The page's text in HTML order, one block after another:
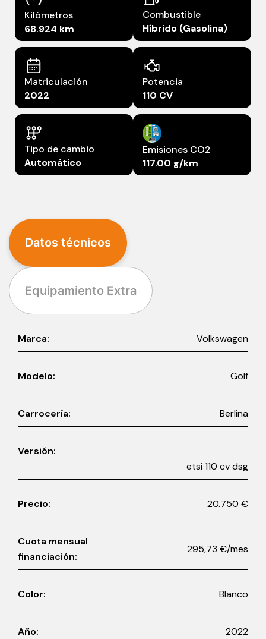
Kilómetros
68.924 km
Combustible
Híbrido (Gasolina)
Matriculación
2022
Potencia
110 CV
Tipo de cambio
Automático
Emisiones CO2
117.00 g/km
Datos técnicos
Equipamiento Extra
Marca: Volkswagen
Modelo: Golf
Carrocería: Berlina
Versión:
etsi 110 cv dsg
Precio: 20.750 €
Cuota mensual
financiación:
295,73 €/mes
Color: Blanco
Año: 2022